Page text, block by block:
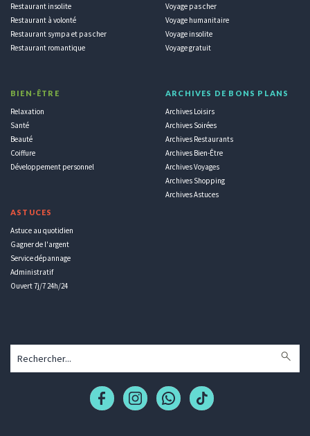
Restaurant insolite
Restaurant à volonté
Restaurant sympa et pas cher
Restaurant romantique
BIEN-ÊTRE
Relaxation
Santé
Beauté
Coiffure
Développement personnel
ASTUCES
Astuce au quotidien
Gagner de l'argent
Service dépannage
Administratif
Ouvert 7j/7 24h/24
Voyage pas cher
Voyage humanitaire
Voyage insolite
Voyage gratuit
ARCHIVES DE BONS PLANS
Archives Loisirs
Archives Soirées
Archives Restaurants
Archives Bien-Être
Archives Voyages
Archives Shopping
Archives Astuces